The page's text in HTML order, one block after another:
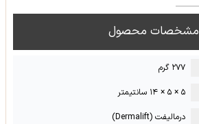
مشخصات محصول
۲۷۷ گرم
۵ × ۵ × ۱۴ سانتیمتر
درمالیفت (Dermalift)